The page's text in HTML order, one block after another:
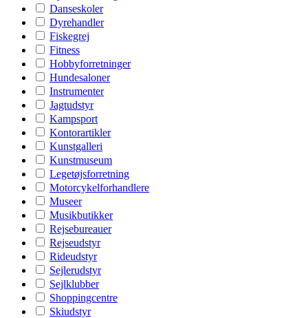
Danseskoler
Dyrehandler
Fiskegrej
Fitness
Hobbyforretninger
Hundesaloner
Instrumenter
Jagtudstyr
Kampsport
Kontorartikler
Kunstgalleri
Kunstmuseum
Legetøjsforretning
Motorcykelforhandlere
Museer
Musikbutikker
Rejsebureauer
Rejseudstyr
Rideudstyr
Sejlerudstyr
Sejlklubber
Shoppingcentre
Skiudstyr